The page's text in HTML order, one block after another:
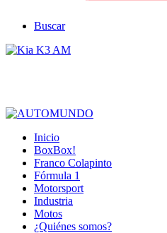
Buscar
Inicio
BoxBox!
Franco Colapinto
Fórmula 1
Motorsport
Industria
Motos
¿Quiénes somos?